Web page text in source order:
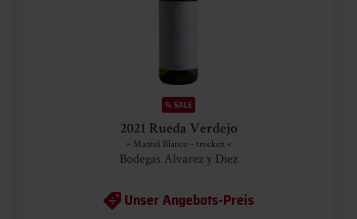
2021 Rueda Verdejo
» Mantel Blanco - trocken «
Bodegas Alvarez y Diez
Unser Angebots-Preis